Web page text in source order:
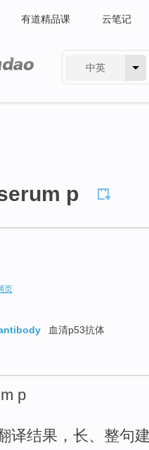
有道精品课 云笔记
中英
p
页
血清p53抗体
p
译结果，长、整句